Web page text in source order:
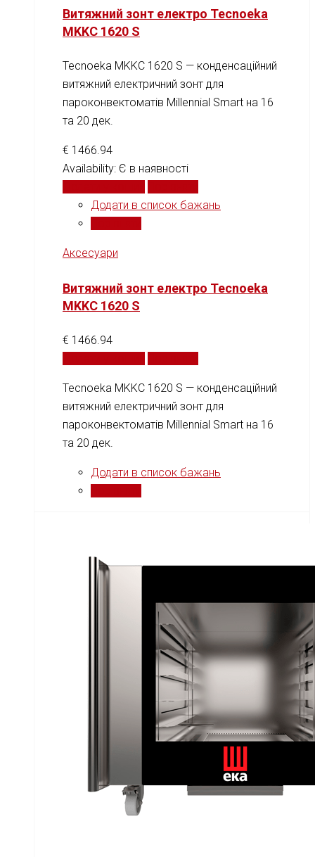
Витяжний зонт електро Tecnoeka
MKKC 1620 S
Tecnoeka MKKC 1620 S — конденсаційний
витяжний електричний зонт для
пароконвектоматів Millennial Smart на 16
та 20 дек.
€ 1466.94
Availability: Є в наявності
Додати в список бажань
Аксесуари
Витяжний зонт електро Tecnoeka
MKKC 1620 S
€ 1466.94
Tecnoeka MKKC 1620 S — конденсаційний
витяжний електричний зонт для
пароконвектоматів Millennial Smart на 16
та 20 дек.
Додати в список бажань